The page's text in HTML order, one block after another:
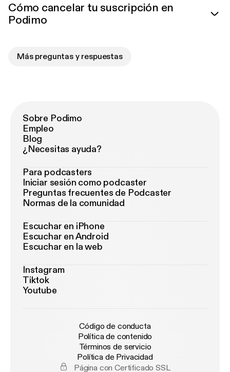
Cómo cancelar tu suscripción en
Podimo
Más preguntas y respuestas
Sobre Podimo
Empleo
Blog
¿Necesitas ayuda?
Para podcasters
Iniciar sesión como podcaster
Preguntas frecuentes de Podcaster
Normas de la comunidad
Escuchar en iPhone
Escuchar en Android
Escuchar en la web
Instagram
Tiktok
Youtube
Código de conducta
Política de contenido
Términos de servicio
Política de Privacidad
Página con Certificado SSL